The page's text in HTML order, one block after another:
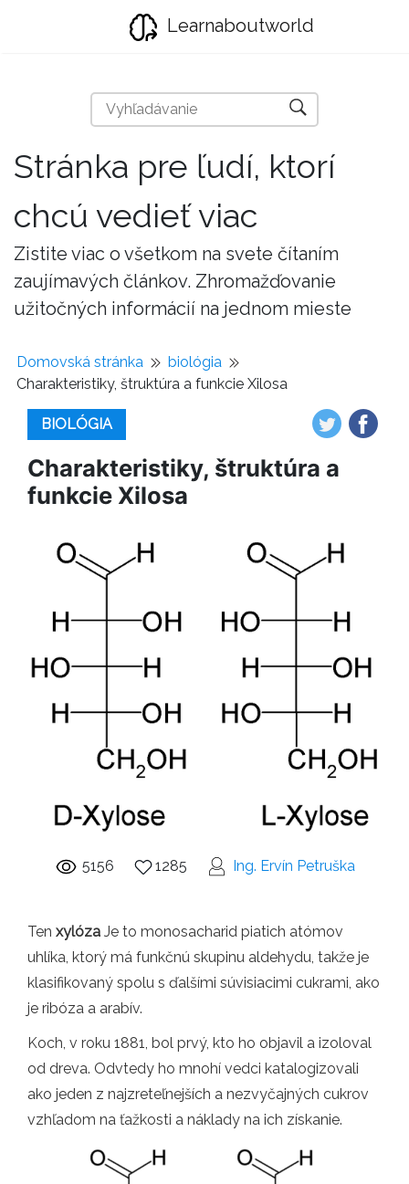
Learnaboutworld
Stránka pre ľudí, ktorí
chcú vedieť viac
Zistite viac o všetkom na svete čítaním
zaujímavých článkov. Zhromažďovanie
užitočných informácií na jednom mieste
Domovská stránka
biológia
Charakteristiky, štruktúra a funkcie Xilosa
BIOLÓGIA
Charakteristiky, štruktúra a
funkcie Xilosa
5156 1285 Ing. Ervín Petruška
Ten xylóza Je to monosacharid piatich atómov
uhlíka, ktorý má funkčnú skupinu aldehydu, takže je
klasifikovaný spolu s ďalšími súvisiacimi cukrami, ako
je ribóza a arabív.
Koch, v roku 1881, bol prvý, kto ho objavil a izoloval
od dreva. Odvtedy ho mnohí vedci katalogizovali
ako jeden z najzreteľnejších a nezvyčajných cukrov
vzhľadom na ťažkosti a náklady na ich získanie.